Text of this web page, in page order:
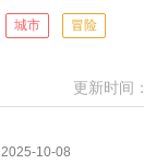
手游辅助
10773款应用
城市 冒险
更新时间：
2025-10-08